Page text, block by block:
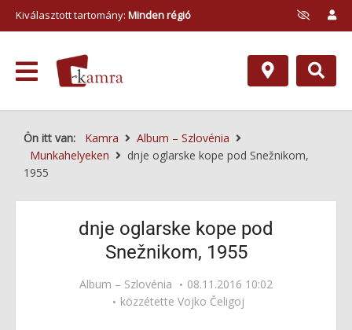
Kiválasztott tartomány: Minden régió
Ön itt van: Kamra
Album – Szlovénia
Munkahelyeken
dnje oglarske kope pod Snežnikom,
1955
dnje oglarske kope pod
Snežnikom, 1955
Album – Szlovénia
08.11.2016 10:02
közzétette Vojko Čeligoj